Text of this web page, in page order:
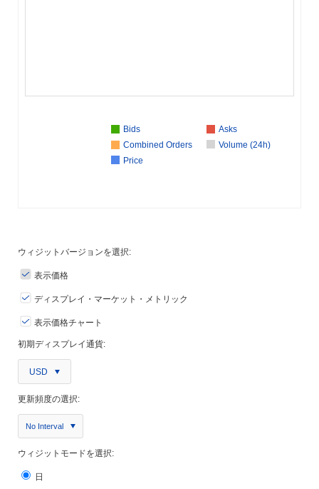
Bids
Asks
Combined Orders
Volume (24h)
Price
ウィジットバージョンを選択:
表示価格
ディスプレイ・マーケット・メトリック
表示価格チャート
初期ディスプレイ通貨:
USD
更新頻度の選択:
No Interval
ウィジットモードを選択:
日